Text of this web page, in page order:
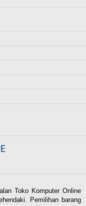
Toko Komputer Online
Pemilihan barang